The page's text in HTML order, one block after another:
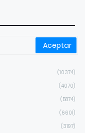
(10374)
(4070)
(5874)
(6601)
(3197)